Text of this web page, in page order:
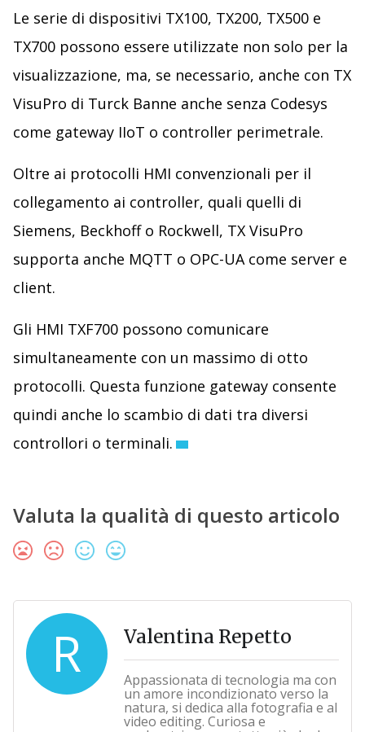
Le serie di dispositivi TX100, TX200, TX500 e
TX700 possono essere utilizzate non solo per la
visualizzazione, ma, se necessario, anche con TX
VisuPro di Turck Banne anche senza Codesys
come gateway IIoT o controller perimetrale.
Oltre ai protocolli HMI convenzionali per il
collegamento ai controller, quali quelli di
Siemens, Beckhoff o Rockwell, TX VisuPro
supporta anche MQTT o OPC-UA come server e
client.
Gli HMI TXF700 possono comunicare
simultaneamente con un massimo di otto
protocolli. Questa funzione gateway consente
quindi anche lo scambio di dati tra diversi
controllori o terminali.
Valuta la qualità di questo articolo
R Valentina Repetto
Appassionata di tecnologia ma con
un amore incondizionato verso la
natura, si dedica alla fotografia e al
video editing. Curiosa e